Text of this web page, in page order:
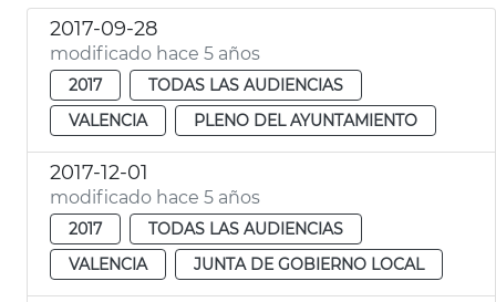
2017-09-28
modificado hace 5 años
2017
TODAS LAS AUDIENCIAS
VALENCIA
PLENO DEL AYUNTAMIENTO
2017-12-01
modificado hace 5 años
2017
TODAS LAS AUDIENCIAS
VALENCIA
JUNTA DE GOBIERNO LOCAL